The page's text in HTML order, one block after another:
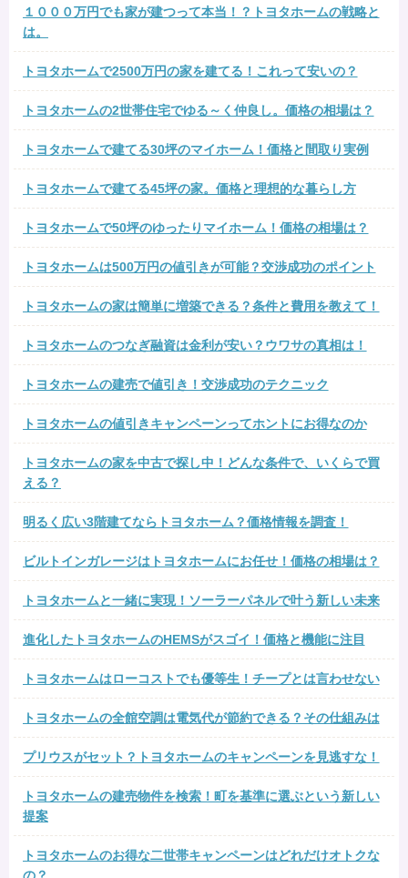
１０００万円でも家が建つって本当！？トヨタホームの戦略と
は。
トヨタホームで2500万円の家を建てる！これって安いの？
トヨタホームの2世帯住宅でゆる～く仲良し。価格の相場は？
トヨタホームで建てる30坪のマイホーム！価格と間取り実例
トヨタホームで建てる45坪の家。価格と理想的な暮らし方
トヨタホームで50坪のゆったりマイホーム！価格の相場は？
トヨタホームは500万円の値引きが可能？交渉成功のポイント
トヨタホームの家は簡単に増築できる？条件と費用を教えて！
トヨタホームのつなぎ融資は金利が安い？ウワサの真相は！
トヨタホームの建売で値引き！交渉成功のテクニック
トヨタホームの値引きキャンペーンってホントにお得なのか
トヨタホームの家を中古で探し中！どんな条件で、いくらで買
える？
明るく広い3階建てならトヨタホーム？価格情報を調査！
ビルトインガレージはトヨタホームにお任せ！価格の相場は？
トヨタホームと一緒に実現！ソーラーパネルで叶う新しい未来
進化したトヨタホームのHEMSがスゴイ！価格と機能に注目
トヨタホームはローコストでも優等生！チープとは言わせない
トヨタホームの全館空調は電気代が節約できる？その仕組みは
プリウスがセット？トヨタホームのキャンペーンを見逃すな！
トヨタホームの建売物件を検索！町を基準に選ぶという新しい
提案
トヨタホームのお得な二世帯キャンペーンはどれだけオトクな